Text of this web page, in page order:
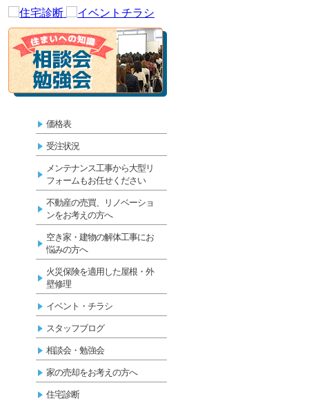
価格表
受注状況
メンテナンス工事から大型リ
フォームもお任せください
不動産の売買、リノベーショ
ンをお考えの方へ
空き家・建物の解体工事にお
悩みの方へ
火災保険を適用した屋根・外
壁修理
イベント・チラシ
スタッフブログ
相談会・勉強会
家の売却をお考えの方へ
住宅診断